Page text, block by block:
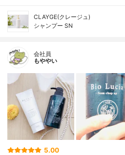
CLAYGE(クレージュ)
シャンプー SN
会社員
もややい
5.00